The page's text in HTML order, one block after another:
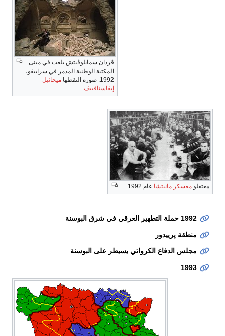
ڤردان سمايلوڤيتش يلعب في مبنى
المكتبة الوطنية المدمر في سراييڤو،
1992. صورة التقطها
ميخائيل
إيڤاستافييڤ.
معتقلو معسكر مانيتشا عام 1992.
1992 حملة التطهير العرقي في شرق البوسنة
منطقة پرييدور
مجلس الدفاع الكرواتي يسيطر على البوسنة
1993